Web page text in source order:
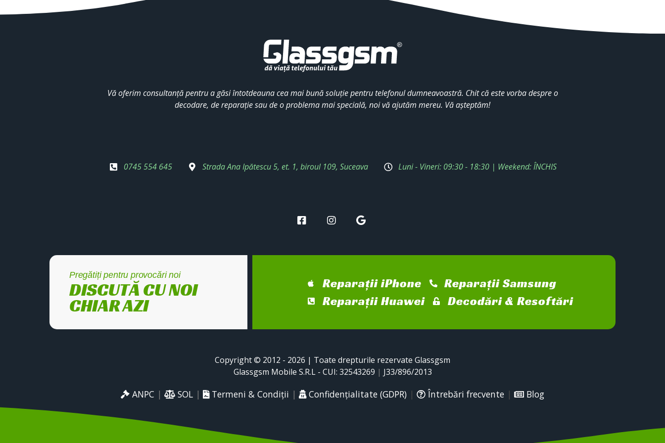
Vă oferim consultanță pentru a găsi întotdeauna cea mai bună soluție pentru telefonul dumneavoastră. Chit că este vorba despre o
decodare, de reparație sau de o problema mai specială, noi vă ajutăm mereu. Vă așteptăm!
0745 554 645 Strada Ana Ipătescu 5, et. 1, biroul 109, Suceava Luni - Vineri: 09:30 - 18:30 | Weekend: ÎNCHIS
Pregătiți pentru provocări noi
DISCUTĂ CU NOI
CHIAR AZI
Reparații iPhone
Reparații Samsung
Reparații Huawei
Decodări & Resoftări
Copyright © 2012 - 2026 | Toate drepturile rezervate Glassgsm
Glassgsm Mobile S.R.L - CUI: 32543269 | J33/896/2013
ANPC | SOL | Termeni & Condiții | Confidențialitate (GDPR) | Întrebări frecvente | Blog